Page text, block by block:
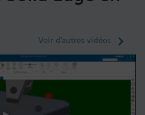
Voir d’autres vidéos